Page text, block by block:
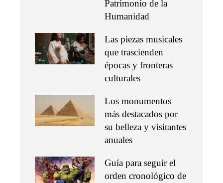
Patrimonio de la
Humanidad
Las piezas musicales
que trascienden
épocas y fronteras
culturales
Los monumentos
más destacados por
su belleza y visitantes
anuales
Guía para seguir el
orden cronológico de